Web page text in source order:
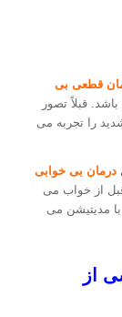
قطعی بی
قبلاً تصور
را تجربه می
درمان بی خوابی
از خواب می
مدیتیشن می
از